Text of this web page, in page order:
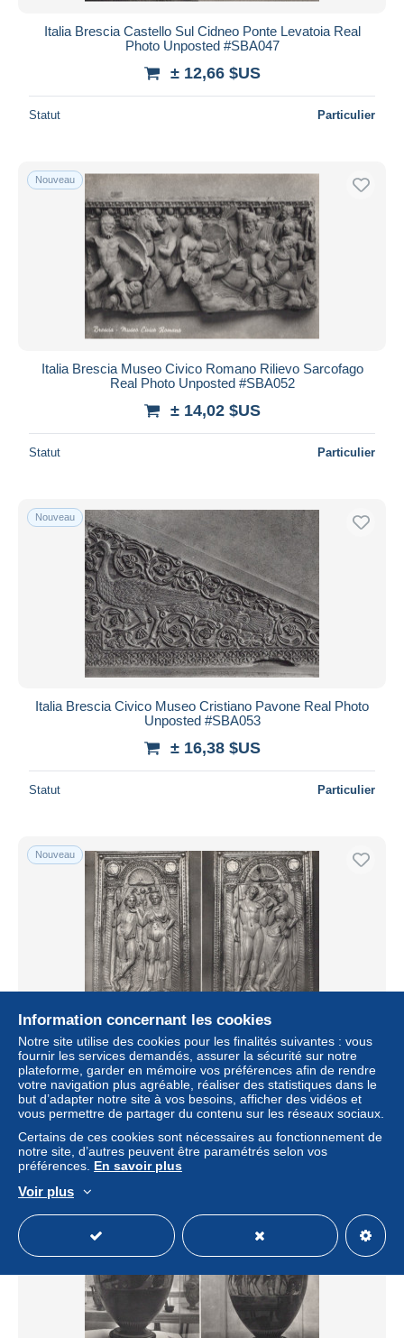
Italia Brescia Castello Sul Cidneo Ponte Levatoia Real
Photo Unposted #SBA047
± 12,66 $US
Statut Particulier
Nouveau
Italia Brescia Museo Civico Romano Rilievo Sarcofago
Real Photo Unposted #SBA052
± 14,02 $US
Statut Particulier
Nouveau
Italia Brescia Civico Museo Cristiano Pavone Real Photo
Unposted #SBA053
± 16,38 $US
Statut Particulier
Nouveau
Italia Brescia Dittico Queriniano Arte Romana Museo
Cristiano Real Photo #SBA054
± 20,73 $US
Nouveau
Information concernant les cookies
Notre site utilise des cookies pour les finalités suivantes : vous
fournir les services demandés, assurer la sécurité sur notre
plateforme, garder en mémoire vos préférences afin de rendre
votre navigation plus agréable, réaliser des statistiques dans le
but d’adapter notre site à vos besoins, afficher des vidéos et
vous permettre de partager du contenu sur les réseaux sociaux.
Certains de ces cookies sont nécessaires au fonctionnement de
notre site, d’autres peuvent être paramétrés selon vos
préférences. En savoir plus
Voir plus